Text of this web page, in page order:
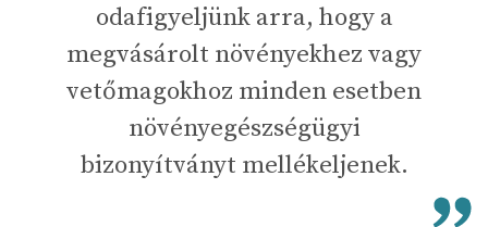
odafigyeljünk arra, hogy a
megvásárolt növényekhez vagy
vetőmagokhoz minden esetben
növényegészségügyi
bizonyítványt mellékeljenek.